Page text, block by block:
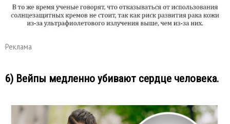
Реклама
6) Вейпы медленно убивают сердце человека.